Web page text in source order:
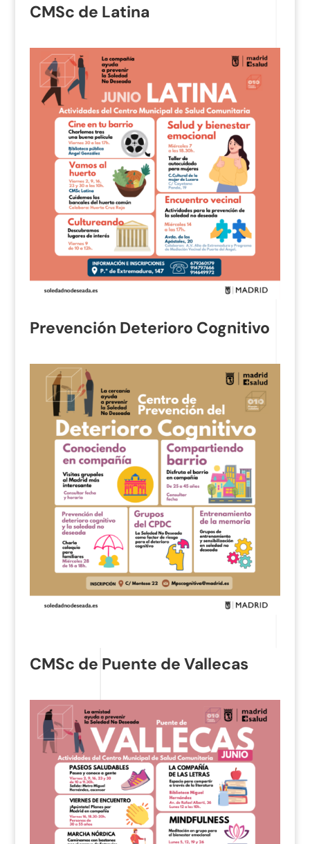
CMSc de Latina
Prevención Deterioro Cognitivo
CMSc de Puente de Vallecas